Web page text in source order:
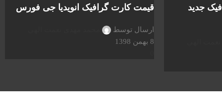
جدید
قیمت کارت گرافیک انویدیا جی فورس
ارسال توسط
8 بهمن 1398